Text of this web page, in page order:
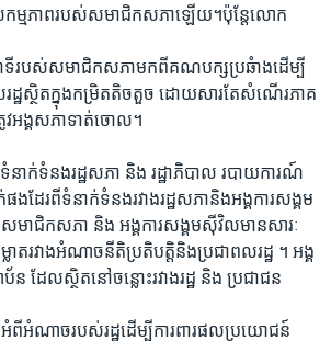
មភាពរបស់សមាជិកសភាឡើយ។ប៉ុន្តែលោក
ាទីរបស់សមាជិកសភាមកពីគណបក្សប្រឆំាងដើម្បី
ឋស្ថិតក្នុងកម្រិតតិចតួច ដោយសារតែសំណើរភាគ
វអង្គសភាទាត់ចោល។
ាក់ទំនងរដ្ឋសភា និង រដ្ឋាភិបាល របាយការណ៍
ដែរពីទំនាក់ទំនងរវាងរដ្ឋសភានិងអង្គការសង្គម
សមាជិកសភា និង អង្គការសង្គមស៊ីវិលមានសារៈ
ាតរវាងអំណាចនីតិប្រតិបត្តិនិងប្រជាពលរដ្ឋ ។ អង្គ
ន ដែលស្ថិតនៅចន្លោះរវាងរដ្ឋ និង ប្រជាជន
ពីអំណាចរបស់រដ្ឋដើម្បីការពារផលប្រយោជន៍